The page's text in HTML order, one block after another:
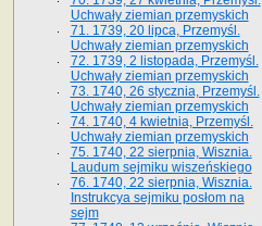
Uchwały ziemian przemyskich
71. 1739, 20 lipca, Przemyśl.
Uchwały ziemian przemyskich
72. 1739, 2 listopada, Przemyśl.
Uchwały ziemian przemyskich
73. 1740, 26 stycznia, Przemyśl.
Uchwały ziemian przemyskich
74. 1740, 4 kwietnia, Przemyśl.
Uchwały ziemian przemyskich
75. 1740, 22 sierpnia, Wisznia.
Laudum sejmiku wiszeńskiego
76. 1740, 22 sierpnia, Wisznia.
Instrukcya sejmiku posłom na
sejm